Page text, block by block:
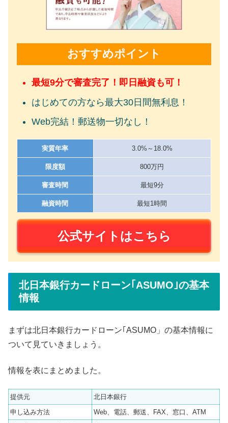
おすすめポイント
最短9分で審査完了！即日融資も可！
はじめての方なら最大30日間無利息！
Web完結！郵送物一切なし！
実質年率 3.0%～18.0%
限度額 800万円
審査時間 最短9分
融資時間 最短1時間
公式サイトはこちら
北日本銀行カードローン｢ASUMO｣の基本
情報
まずは北日本銀行カードローン｢ASUMO」の基本情報に
ついて見ていきましょう。
情報を表にまとめました。
提供元
北日本銀行
申し込み方法
Web、電話、郵送、FAX、窓口、ATM